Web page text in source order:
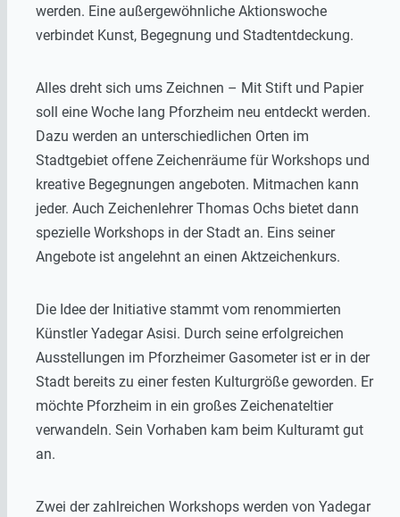
werden. Eine außergewöhnliche Aktionswoche
verbindet Kunst, Begegnung und Stadtentdeckung.
Alles dreht sich ums Zeichnen – Mit Stift und Papier
soll eine Woche lang Pforzheim neu entdeckt werden.
Dazu werden an unterschiedlichen Orten im
Stadtgebiet offene Zeichenräume für Workshops und
kreative Begegnungen angeboten. Mitmachen kann
jeder. Auch Zeichenlehrer Thomas Ochs bietet dann
spezielle Workshops in der Stadt an. Eins seiner
Angebote ist angelehnt an einen Aktzeichenkurs.
Die Idee der Initiative stammt vom renommierten
Künstler Yadegar Asisi. Durch seine erfolgreichen
Ausstellungen im Pforzheimer Gasometer ist er in der
Stadt bereits zu einer festen Kulturgröße geworden. Er
möchte Pforzheim in ein großes Zeichenateltier
verwandeln. Sein Vorhaben kam beim Kulturamt gut
an.
Zwei der zahlreichen Workshops werden von Yadegar